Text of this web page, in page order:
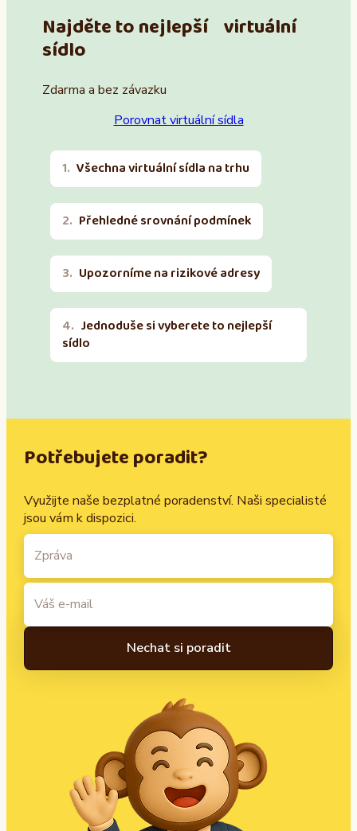
Najděte to nejlepší virtuální
sídlo
Zdarma a bez závazku
Porovnat virtuální sídla
Všechna virtuální sídla na trhu
Přehledné srovnání podmínek
Upozorníme na rizikové adresy
Jednoduše si vyberete to nejlepší
sídlo
Potřebujete poradit?
Využijte naše bezplatné poradenství. Naši specialisté
jsou vám k dispozici.